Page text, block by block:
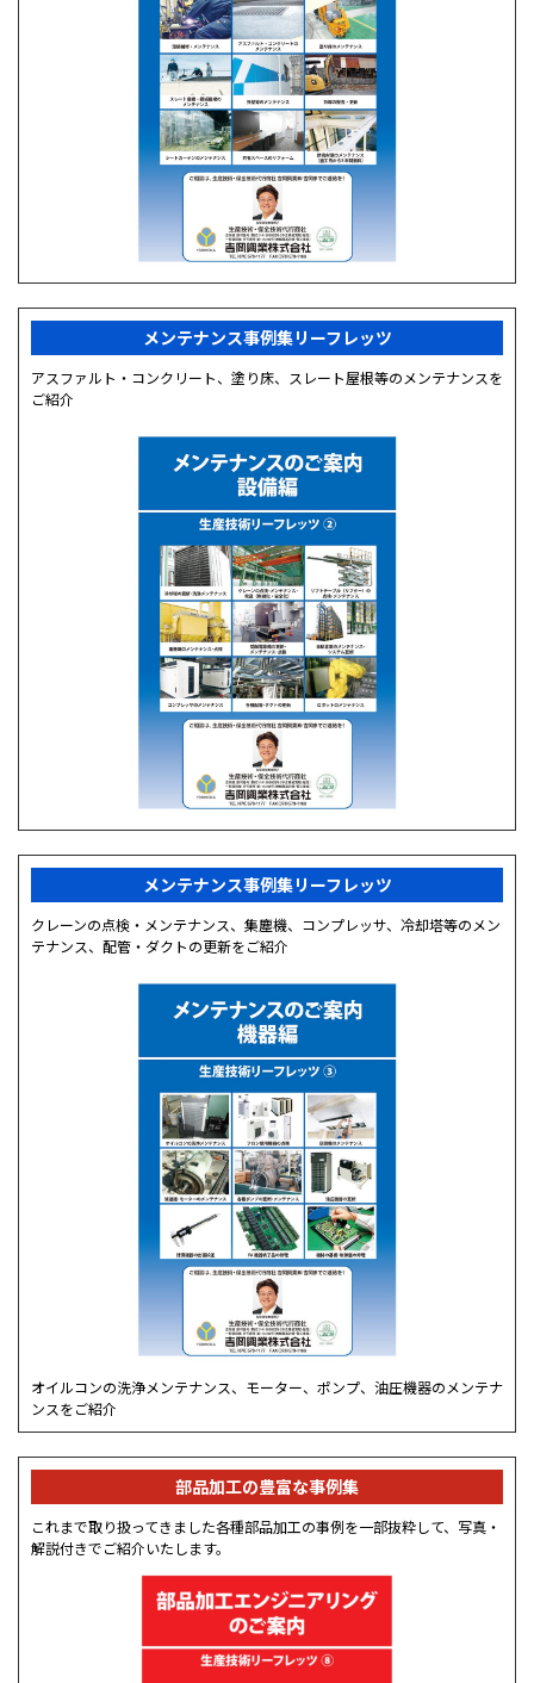
メンテナンス事例集リーフレッツ
アスファルト・コンクリート、塗り床、スレート屋根等のメンテナンスを
ご紹介
メンテナンス事例集リーフレッツ
クレーンの点検・メンテナンス、集塵機、コンプレッサ、冷却塔等のメン
テナンス、配管・ダクトの更新をご紹介
オイルコンの洗浄メンテナンス、モーター、ポンプ、油圧機器のメンテナ
ンスをご紹介
部品加工の豊富な事例集
これまで取り扱ってきました各種部品加工の事例を一部抜粋して、写真・
解説付きでご紹介いたします。